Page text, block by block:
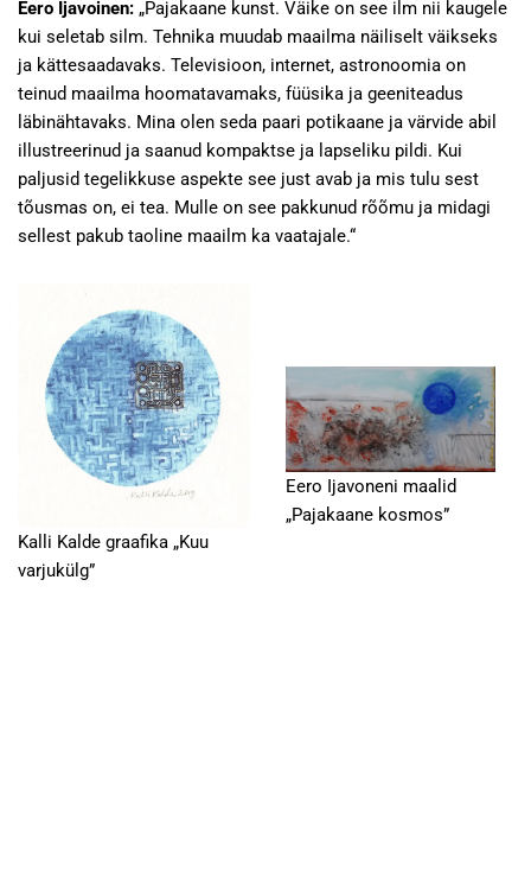
Eero Ijavoinen: „Pajakaane kunst. Väike on see ilm nii kaugele
kui seletab silm. Tehnika muudab maailma näiliselt väikseks
ja kättesaadavaks. Televisioon, internet, astronoomia on
teinud maailma hoomatavamaks, füüsika ja geeniteadus
läbinähtavaks. Mina olen seda paari potikaane ja värvide abil
illustreerinud ja saanud kompaktse ja lapseliku pildi. Kui
paljusid tegelikkuse aspekte see just avab ja mis tulu sest
tõusmas on, ei tea. Mulle on see pakkunud rõõmu ja midagi
sellest pakub taoline maailm ka vaatajale.“
Kalli Kalde graafika „Kuu
varjukülg”
Eero Ijavoneni maalid
„Pajakaane kosmos”